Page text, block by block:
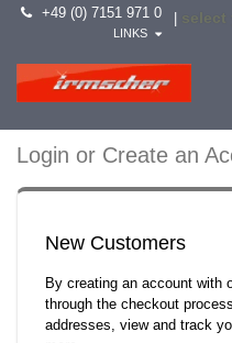
+49 (0) 7151 971 0
LINKS
Login or Create an
New Customers
By creating an account with
through the checkout
addresses, view and track